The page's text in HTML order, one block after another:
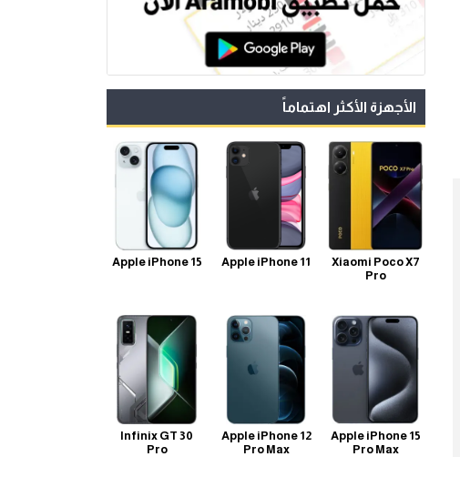
الأجهزة الأكثر اهتماماً
Xiaomi Poco X7
Pro
Apple iPhone 11
Apple iPhone 15
Apple iPhone 15
Pro Max
Apple iPhone 12
Pro Max
Infinix GT 30
Pro